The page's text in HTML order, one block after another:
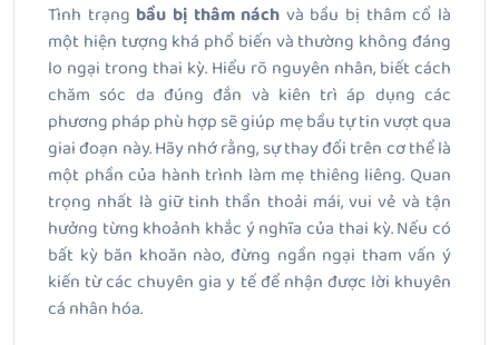
Tình trạng bầu bị thâm nách và bầu bị thâm cổ là
một hiện tượng khá phổ biến và thường không đáng
lo ngại trong thai kỳ. Hiểu rõ nguyên nhân, biết cách
chăm sóc da đúng đắn và kiên trì áp dụng các
phương pháp phù hợp sẽ giúp mẹ bầu tự tin vượt qua
giai đoạn này. Hãy nhớ rằng, sự thay đổi trên cơ thể là
một phần của hành trình làm mẹ thiêng liêng. Quan
trọng nhất là giữ tinh thần thoải mái, vui vẻ và tận
hưởng từng khoảnh khắc ý nghĩa của thai kỳ. Nếu có
bất kỳ băn khoăn nào, đừng ngần ngại tham vấn ý
kiến từ các chuyên gia y tế để nhận được lời khuyên
cá nhân hóa.